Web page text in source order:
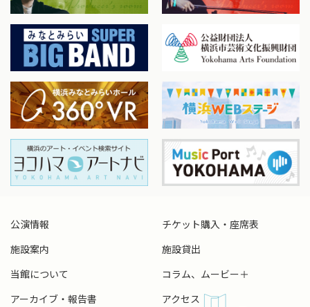
公演情報
チケット購入・座席表
施設案内
施設貸出
当館について
コラム、ムービー＋
アーカイブ・報告書
アクセス